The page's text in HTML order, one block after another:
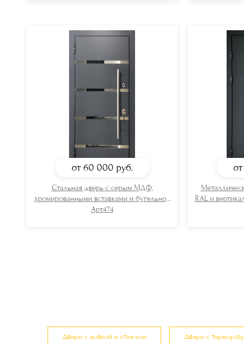
от 60 000 руб.
Стальная дверь с серым МДФ,
хромированными вставками и бугельной
ручкой
Арт474
RAL и
Двери с ковкой и стеклом Двери с